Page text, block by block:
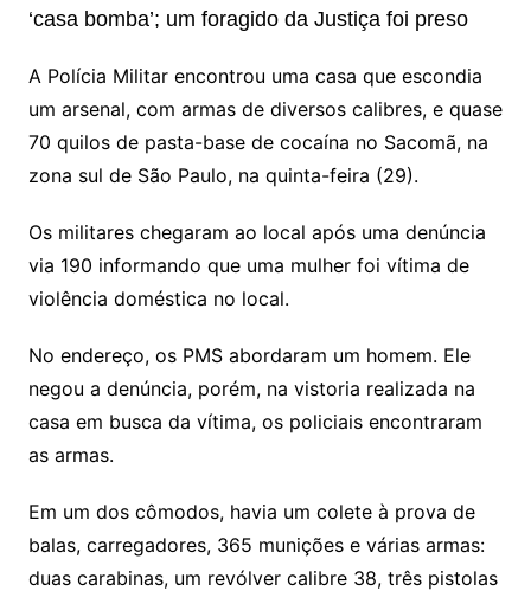
‘casa bomba’; um foragido da Justiça foi preso
A Polícia Militar encontrou uma casa que escondia
um arsenal, com armas de diversos calibres, e quase
70 quilos de pasta-base de cocaína no Sacomã, na
zona sul de São Paulo, na quinta-feira (29).
Os militares chegaram ao local após uma denúncia
via 190 informando que uma mulher foi vítima de
violência doméstica no local.
No endereço, os PMS abordaram um homem. Ele
negou a denúncia, porém, na vistoria realizada na
casa em busca da vítima, os policiais encontraram
as armas.
Em um dos cômodos, havia um colete à prova de
balas, carregadores, 365 munições e várias armas:
duas carabinas, um revólver calibre 38, três pistolas